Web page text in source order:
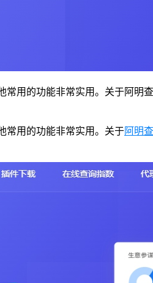
用的功能非常实用。关于阿
常用的功能非常实用。关于阿明